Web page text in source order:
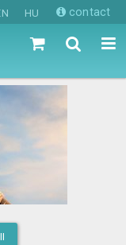
HU contact